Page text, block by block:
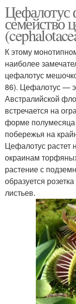
Цефалотус
семейство
К этому
наиболее
цефалотус
86). Цефалотус —
Австралийской
встречается на
форме полумесяца
побережья на
Цефалотус растет
окраинам
растение с
образуется
листьев.